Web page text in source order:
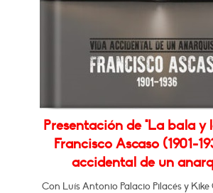
Presentación de "La bala y
Francisco Ascaso (1901-
accidental de un
Con Luís Antonio Palacio Pilacés y Kike